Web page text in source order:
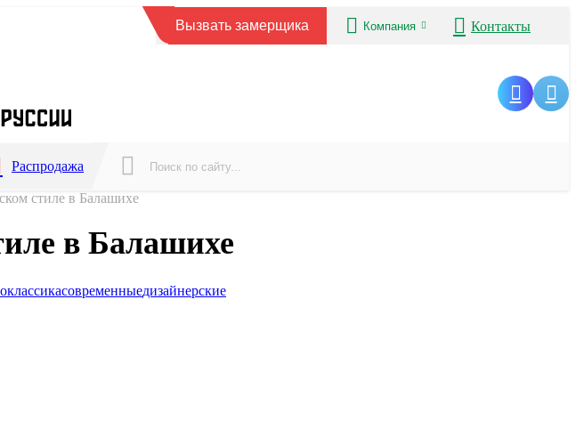
Вызвать замерщика Компания Контакты
Распродажа
стиле в Балашихе
в Балашихе
современныедизайнерские